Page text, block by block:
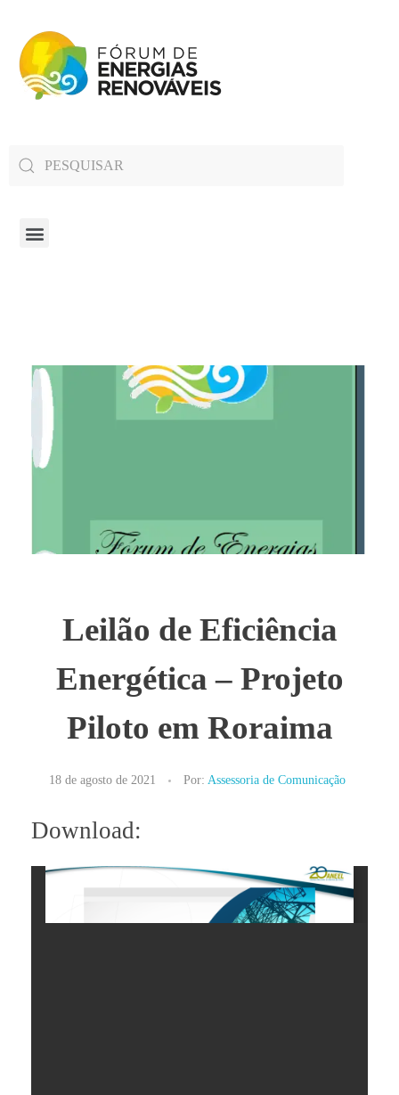
Leilão de Eficiência
Energética – Projeto
Piloto em Roraima
18 de agosto de 2021 Por: Assessoria de Comunicação
Download: